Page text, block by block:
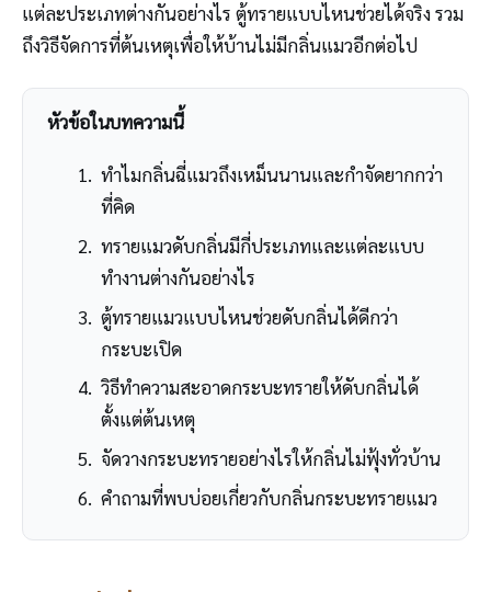
แต่ละประเภทต่างกันอย่างไร ตู้ทรายแบบไหนช่วยได้จริง รวม
ถึงวิธีจัดการที่ต้นเหตุเพื่อให้บ้านไม่มีกลิ่นแมวอีกต่อไป
หัวข้อในบทความนี้
ทำไมกลิ่นฉี่แมวถึงเหม็นนานและกำจัดยากกว่า
ที่คิด
ทรายแมวดับกลิ่นมีกี่ประเภทและแต่ละแบบ
ทำงานต่างกันอย่างไร
ตู้ทรายแมวแบบไหนช่วยดับกลิ่นได้ดีกว่า
กระบะเปิด
วิธีทำความสะอาดกระบะทรายให้ดับกลิ่นได้
ตั้งแต่ต้นเหตุ
จัดวางกระบะทรายอย่างไรให้กลิ่นไม่ฟุ้งทั่วบ้าน
คำถามที่พบบ่อยเกี่ยวกับกลิ่นกระบะทรายแมว